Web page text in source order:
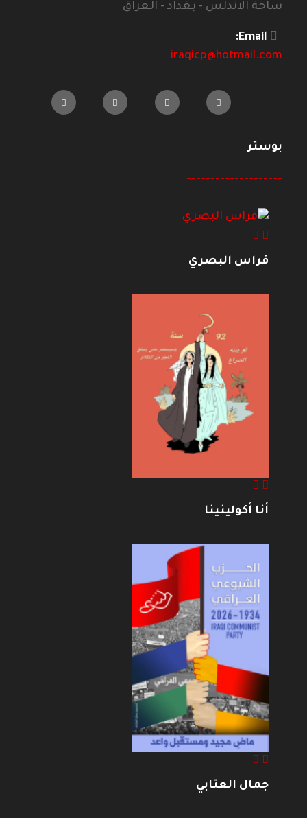
ساحة الاندلس - بغداد - العراق
Email:
iraqicp@hotmail.com
بوستر
--------------------
فراس البصري
أنا أكولينينا
جمال العتابي